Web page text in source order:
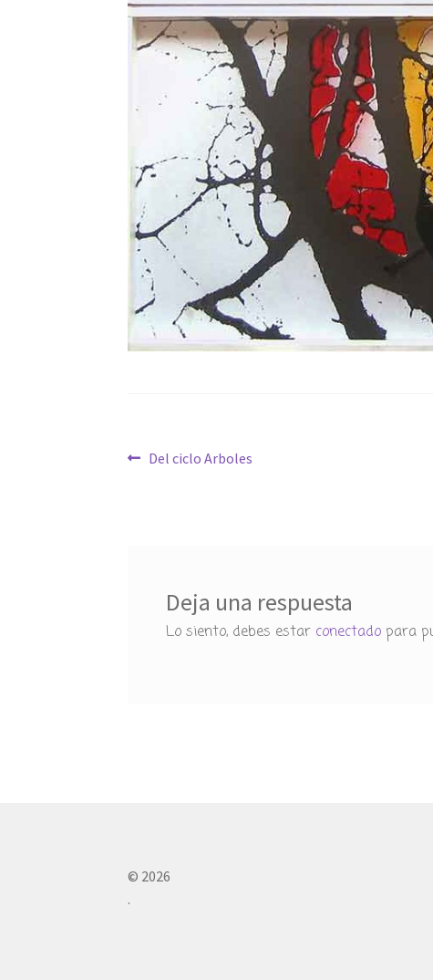
Navegación
Anterior:
Del ciclo Arboles
Deja una respuesta
Lo siento, debes estar conectadopara
© 2026
.